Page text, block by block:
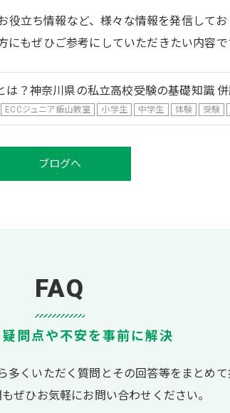
立ち情報など、様々な情報を発信してお
にもぜひご参考にしていただきたい内容で
は？神奈川県の私立高校受験の基礎知識
ECCジュニア飯山教室 小学生 中学生 体験 受験
ブログへ
問点や不安を事前に解決
FAQ
くいただく質問とその回答等をまとめて
ぜひお気軽にお問い合わせください。